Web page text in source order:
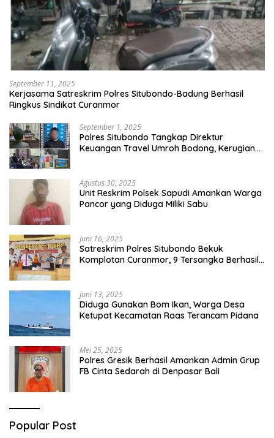
September 11, 2025
Kerjasama Satreskrim Polres Situbondo-Badung Berhasil
Ringkus Sindikat Curanmor
September 1, 2025
Polres Situbondo Tangkap Direktur
Keuangan Travel Umroh Bodong, Kerugian
Agustus 30, 2025
Unit Reskrim Polsek Sapudi Amankan Warga
Pancor yang Diduga Miliki Sabu
Juni 16, 2025
Satreskrim Polres Situbondo Bekuk
Komplotan Curanmor, 9 Tersangka Berhasil
Juni 13, 2025
Diduga Gunakan Bom Ikan, Warga Desa
Ketupat Kecamatan Raas Terancam Pidana
Mei 25, 2025
Polres Gresik Berhasil Amankan Admin Grup
FB Cinta Sedarah di Denpasar Bali
Popular Post